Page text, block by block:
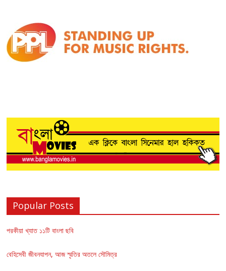
Popular Posts
পরকীয়া খ্যাত ১১টি বাংলা ছবি
বেহিসেবী জীবনযাপন, আজ স্মৃতির অতলে সৌমিত্র